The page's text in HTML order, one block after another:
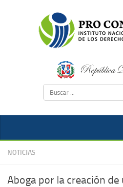
NOTICIAS
Aboga por la creación